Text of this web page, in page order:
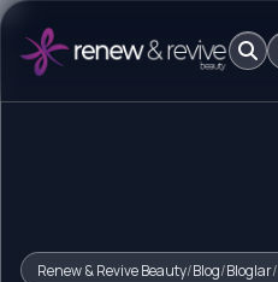
Renew & Revive Beauty/Blog/Bloglar/